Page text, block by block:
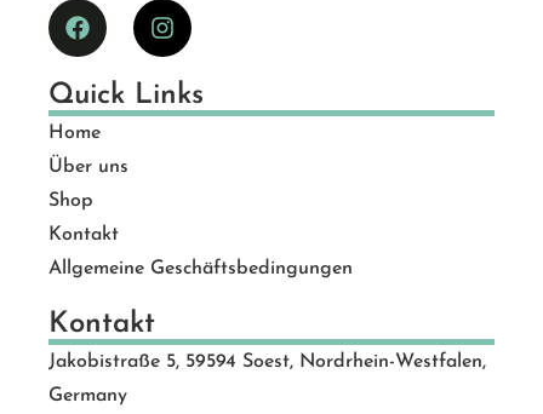
Quick Links
Home
Über uns
Shop
Kontakt
Allgemeine Geschäftsbedingungen
Kontakt
Jakobistraße 5, 59594 Soest, Nordrhein-Westfalen,
Germany